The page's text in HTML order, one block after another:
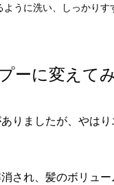
うに洗い、しっかり
ーに変えて
りましたが、やは
され、髪のボリュー